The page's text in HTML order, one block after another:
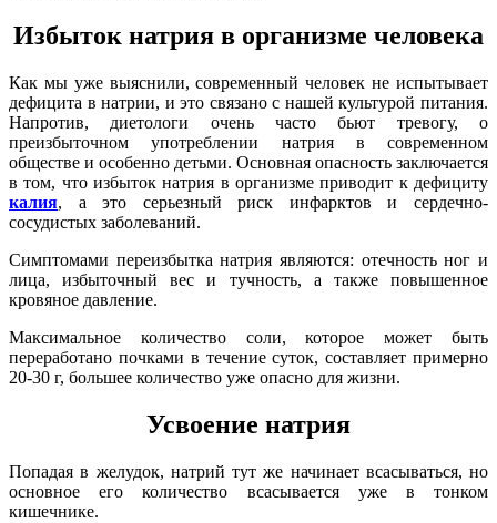
Избыток натрия в организме человека
Как мы уже выяснили, современный человек не испытывает
дефицита в натрии, и это связано с нашей культурой питания.
Напротив, диетологи очень часто бьют тревогу, о
преизбыточном употреблении натрия в современном
обществе и особенно детьми. Основная опасность заключается
в том, что избыток натрия в организме приводит к дефициту
калия, а это серьезный риск инфарктов и сердечно-
сосудистых заболеваний.
Симптомами переизбытка натрия являются: отечность ног и
лица, избыточный вес и тучность, а также повышенное
кровяное давление.
Максимальное количество соли, которое может быть
переработано почками в течение суток, составляет примерно
20-30 г, большее количество уже опасно для жизни.
Усвоение натрия
Попадая в желудок, натрий тут же начинает всасываться, но
основное его количество всасывается уже в тонком
кишечнике.